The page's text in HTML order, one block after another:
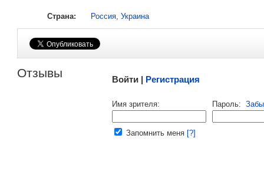
Страна: Россия,Украина
Отзывы Войти | Регистрация
Имя зрителя: Пароль:
Запомнить меня [?]